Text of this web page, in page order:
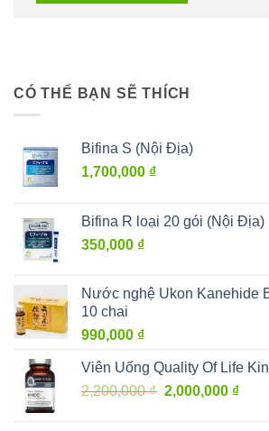
CÓ THỂ BẠN SẼ THÍCH
Bifina S (Nội Địa)
1,700,000 ₫
Bifina R loại 20 gói (Nội Địa)
350,000 ₫
Nước nghệ Ukon Kanehide
10 chai
990,000 ₫
Viên Uống Quality Of Life
2,200,000₫ Giá
2,000,000 ₫Giá